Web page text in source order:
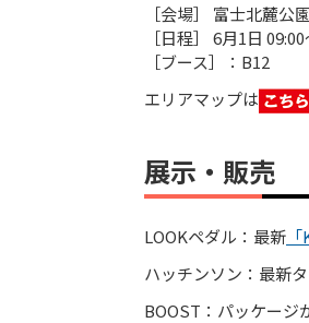
［会場］ 富士北麓公
［日程］ 6月1日
［ブース］：B12
エリアマップは
展示・販売
LOOKペダル：最新
ハッチンソン：最新
BOOST：パッケージ